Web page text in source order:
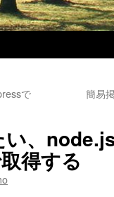
で
簡易
い、
得する